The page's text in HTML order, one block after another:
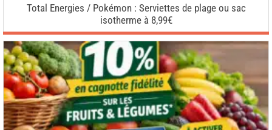
Total Energies / Pokémon : Serviettes de plage ou sac
isotherme à 8,99€